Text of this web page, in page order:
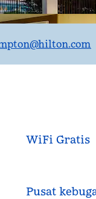
@hilton.com
WiFi Gratis
Pusat